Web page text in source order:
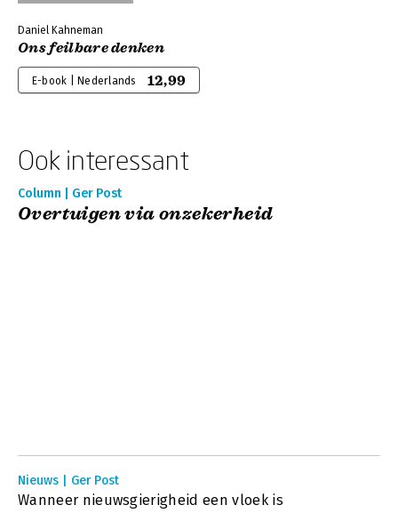
Daniel Kahneman
Ons feilbare denken
E-book | Nederlands 12,99
Ook interessant
Column | Ger Post
Overtuigen via onzekerheid
Nieuws | Ger Post
Wanneer nieuwsgierigheid een vloek is